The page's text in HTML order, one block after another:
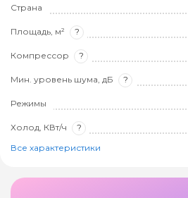
Страна
Площадь, м² ?
Компрессор ?
Мин. уровень шума, дБ ?
Режимы
Холод, КВт/ч ?
Все характеристики